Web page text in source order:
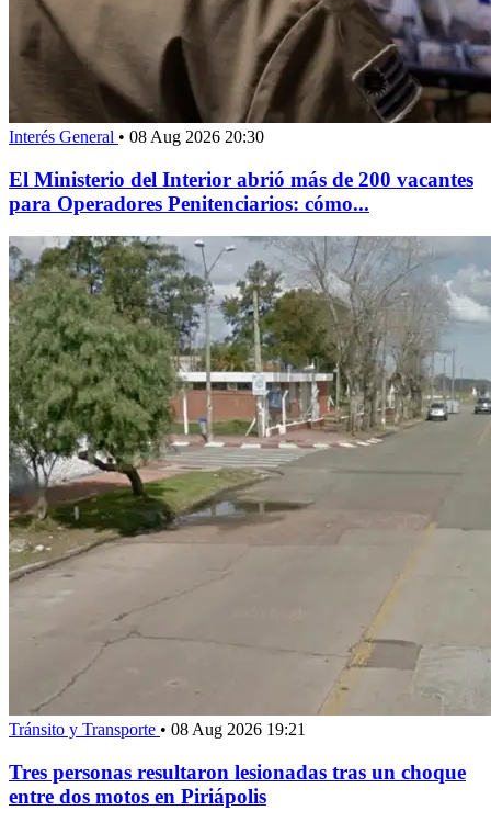
Interés General • 08 Aug 2026 20:30
El Ministerio del Interior abrió más de 200 vacantes
para Operadores Penitenciarios: cómo...
Tránsito y Transporte • 08 Aug 2026 19:21
Tres personas resultaron lesionadas tras un choque
entre dos motos en Piriápolis